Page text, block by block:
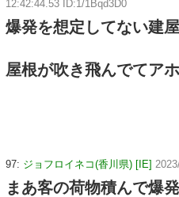
12:42:44.53 ID:1/1Bqd3D0
爆発を想定してない建
屋根が吹き飛んでてア
97: ジョフロイネコ(香川県) [IE]
まあ客の荷物積んで爆